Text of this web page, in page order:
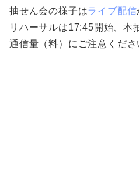
抽せん会の様子はライブ配信
リハーサルは17:45開始、本
通信量（料）にご注意くださ